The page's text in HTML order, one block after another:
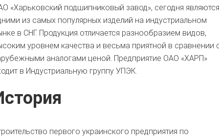
«Харьковский подшипниковый завод», сегодня являются
из самых популярных изделий на индустриальном
в СНГ. Продукция отличается разнообразием видов,
уровнем качества и весьма приятной в сравнении
аналогами ценой. Предприятие ОАО «ХАРП»
в Индустриальную группу УПЭК.
первого украинского предприятия по